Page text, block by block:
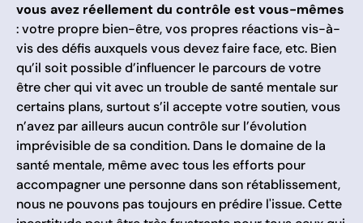
vous avez réellement du contrôle est vous-mêmes
: votre propre bien-être, vos propres réactions vis-à-
vis des défis auxquels vous devez faire face, etc. Bien
qu’il soit possible d’influencer le parcours de votre
être cher qui vit avec un trouble de santé mentale sur
certains plans, surtout s’il accepte votre soutien, vous
n’avez par ailleurs aucun contrôle sur l’évolution
imprévisible de sa condition. Dans le domaine de la
santé mentale, même avec tous les efforts pour
accompagner une personne dans son rétablissement,
nous ne pouvons pas toujours en prédire l'issue. Cette